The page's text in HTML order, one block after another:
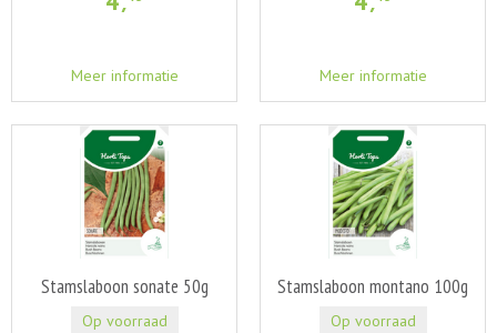
Meer informatie Meer informatie
Stamslaboon sonate 50g
Op voorraad
Stamslaboon montano 100g
Op voorraad